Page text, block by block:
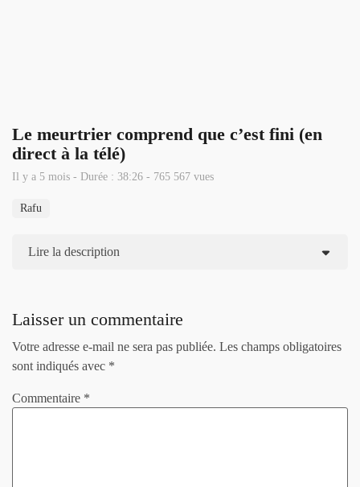
Le meurtrier comprend que c’est fini (en
direct à la télé)
Il y a 5 mois - Durée : 38:26 - 765 567 vues
Rafu
Lire la description
Laisser un commentaire
Votre adresse e-mail ne sera pas publiée. Les champs obligatoires
sont indiqués avec *
Commentaire *